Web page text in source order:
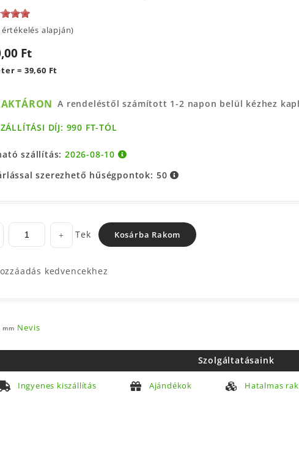
alapján)
Ft
= 39,60 Ft
A rendeléstől számított 1-2 napon belül kézhez
DÍJ: 990 FT-TÓL
szállítás:2026-08-10
szerezhető hűségpontok: 50
+ Tek Kosárba Rakom
kedvencekhez
mm Nevis
Szolgáltatásaink
Ingyenes kiszállítás Ajándékok Hatalmas